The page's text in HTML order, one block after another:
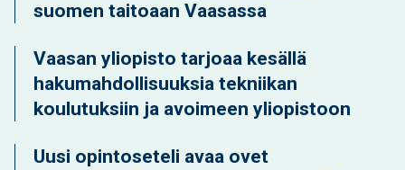
suomen taitoaan Vaasassa
Vaasan yliopisto tarjoaa kesällä
hakumahdollisuuksia tekniikan
koulutuksiin ja avoimeen yliopistoon
Uusi opintoseteli avaa ovet